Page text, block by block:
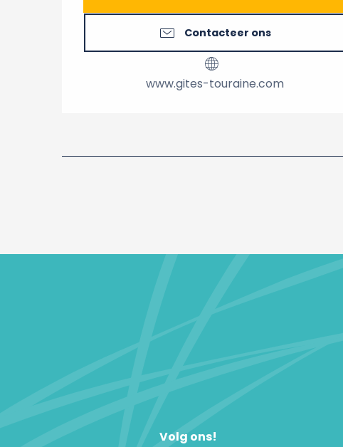
Contacteer ons
www.gites-touraine.com
Volg ons!